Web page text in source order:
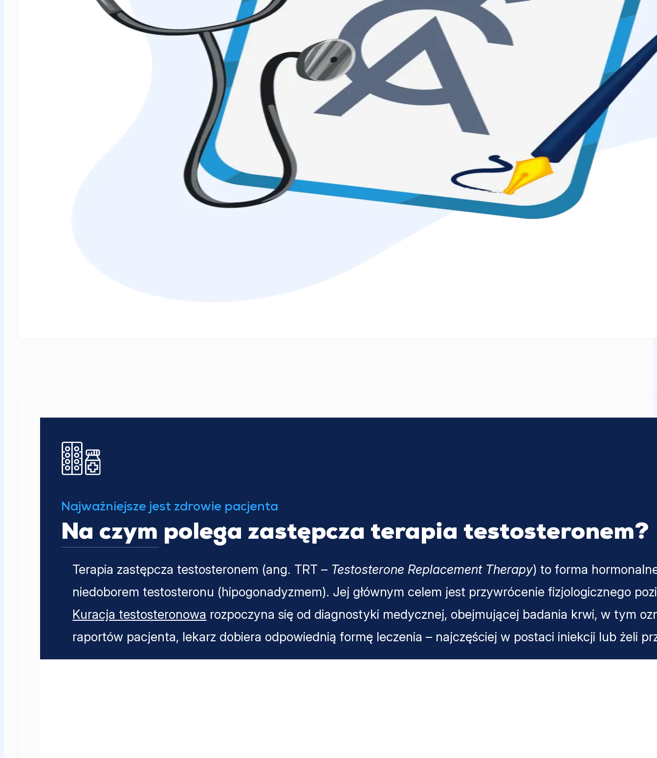
Najważniejsze jest zdrowie pacjenta
Na czym polega zastępcza terapia testosteronem?
Terapia zastępcza testosteronem (ang. TRT – Testosterone Replacement Therapy) to forma
niedoborem testosteronu (hipogonadyzmem). Jej głównym celem jest przywrócenie fizjologicznego
Kuracja testosteronowa rozpoczyna się od diagnostyki medycznej, obejmującej badania krwi, w tym
raportów pacjenta, lekarz dobiera odpowiednią formę leczenia – najczęściej w postaci iniekcji lub żeli